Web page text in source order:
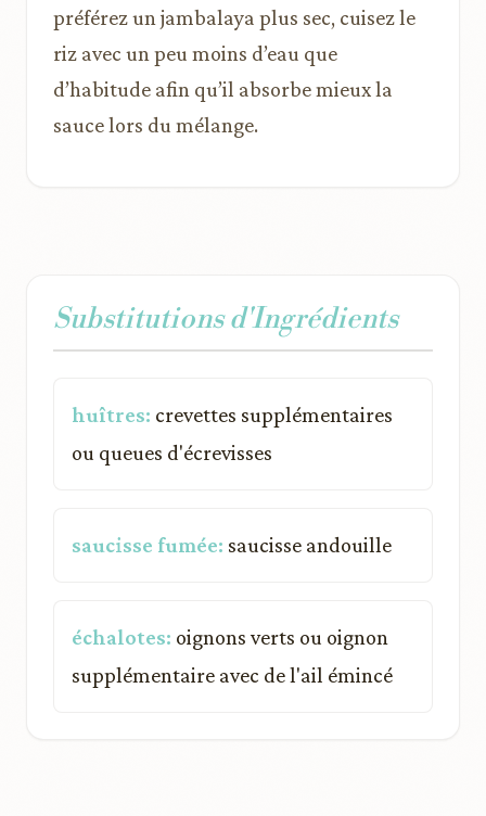
préférez un jambalaya plus sec, cuisez le
riz avec un peu moins d’eau que
d’habitude afin qu’il absorbe mieux la
sauce lors du mélange.
Substitutions d'Ingrédients
huîtres: crevettes supplémentaires
ou queues d'écrevisses
saucisse fumée: saucisse andouille
échalotes: oignons verts ou oignon
supplémentaire avec de l'ail émincé